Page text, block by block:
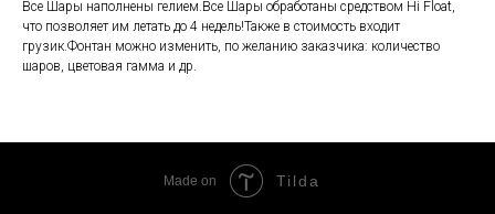
Все Шары наполнены гелием.Все Шары обработаны средством Hi Float,
что позволяет им летать до 4 недель!Также в стоимость входит
грузик.Фонтан можно изменить, по желанию заказчика: количество
шаров, цветовая гамма и др.
Made on Tilda